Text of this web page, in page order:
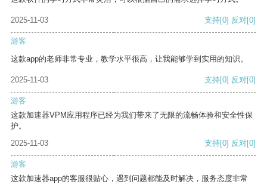
2025-11-03 支持[0] 反对[0]
游客
这款app的老师非常专业，教学水平很高，让我能够学到实用的知识。
2025-11-03 支持[0] 反对[0]
游客
这款加速器VPM应用程序已经为我们带来了无限的流畅体验和安全性保
护。
2025-11-03
支持[0] 反对[0]
游客
这款加速器app的客服很贴心，遇到问题都能及时解决，服务态度非常